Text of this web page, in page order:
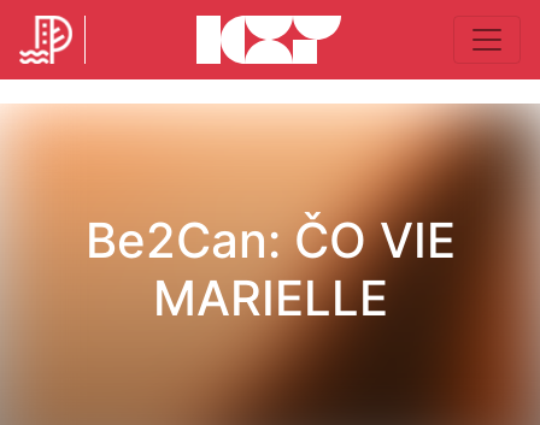
Be2Can: ČO VIE
MARIELLE